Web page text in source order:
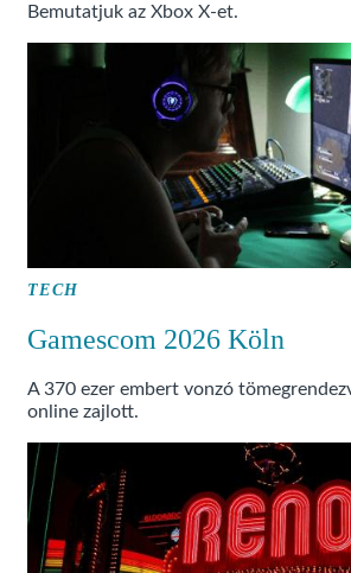
Bemutatjuk az Xbox X-et.
TECH
Gamescom 2026 Köln
A 370 ezer embert vonzó
online zajlott.